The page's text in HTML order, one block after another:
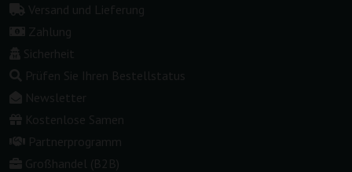
Versand und Lieferung
Zahlung
Sicherheit
Prüfen Sie Ihren Bestellstatus
Newsletter
Kostenlose Samen
Partnerprogramm
Großhandel (B2B)